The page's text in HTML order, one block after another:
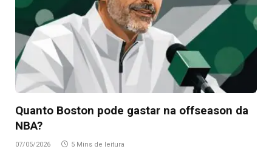
Quanto Boston pode gastar na offseason da
NBA?
07/05/2026 5 Mins de leitura